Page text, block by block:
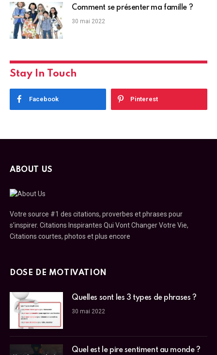
Comment se présenter ma famille ?
30 mai 2022
Stay In Touch
Facebook Pinterest
ABOUT US
Votre source #1 des citations, proverbes et phrases pour
s'inspirer. Citations Inspirantes Qui Vont Changer Votre Vie,
Citations courtes, photos et plus encore
DOSE DE MOTIVATION
Quelles sont les 3 types de phrases ?
30 mai 2022
Quel est le pire sentiment au monde ?